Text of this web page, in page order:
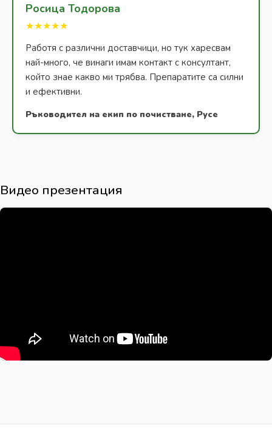
Росица Тодорова
★★★★★
Работя с различни доставчици, но тук харесвам
най-много, че винаги имам контакт с консултант,
който знае какво ми трябва. Препаратите са силни
и ефективни.
Ръководител на екип по почистване, Русе
Видео презентация